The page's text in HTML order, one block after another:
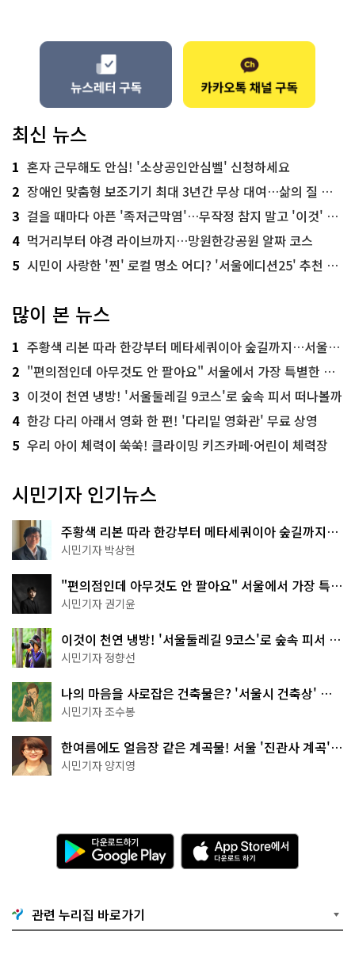
최신 뉴스
1 혼자 근무해도 안심! '소상공인안심벨' 신청하세요
2 장애인 맞춤형 보조기기 최대 3년간 무상 대여…삶의 질 높인다
3 걸을 때마다 아픈 '족저근막염'…무작정 참지 말고 '이것' 해보세요!
4 먹거리부터 야경 라이브까지…망원한강공원 알짜 코스
5 시민이 사랑한 '찐' 로컬 명소 어디? '서울에디션25' 추천 코스
많이 본 뉴스
1 주황색 리본 따라 한강부터 메타세쿼이아 숲길까지…서울둘레길 15코스
2 "편의점인데 아무것도 안 팔아요" 서울에서 가장 특별한 편의점의 정체
3 이것이 천연 냉방! '서울둘레길 9코스'로 숲속 피서 떠나볼까
4 한강 다리 아래서 영화 한 편! '다리밑 영화관' 무료 상영
5 우리 아이 체력이 쑥쑥! 클라이밍 키즈카페·어린이 체력장
시민기자 인기뉴스
주황색 리본 따라 한강부터 메타세쿼이아 숲길까지…
서울둘레길 15코스
시민기자 박상현
"편의점인데 아무것도 안 팔아요" 서울에서 가장 특별
한 편의점의 정체
시민기자 권기윤
이것이 천연 냉방! '서울둘레길 9코스'로 숲속 피서 떠
나볼까
시민기자 정향선
나의 마음을 사로잡은 건축물은? '서울시 건축상' 수
상작 공개!
시민기자 조수봉
한여름에도 얼음장 같은 계곡물! 서울 '진관사 계곡'이
천국이네~
시민기자 양지영
다
운
로
기
G
o
A
p
p
e
관련 누리집 바로가기